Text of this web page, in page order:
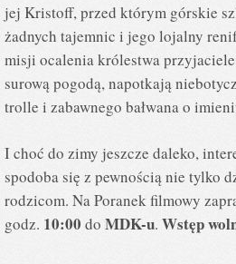
jej Kristoff, przed którym górskie
żadnych tajemnic i jego lojalny
misji ocalenia królestwa
surową pogodą, napotkają
trolle i zabawnego bałwana o
I choć do zimy jeszcze daleko,
spodoba się z pewnością nie tylko
rodzicom. Na Poranek filmowy
godz. 10:00 do MDK-u. Wstęp